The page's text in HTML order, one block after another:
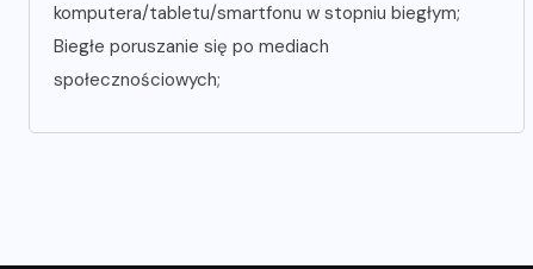
komputera/tabletu/smartfonu w stopniu biegłym;
Biegłe poruszanie się po mediach
społecznościowych;